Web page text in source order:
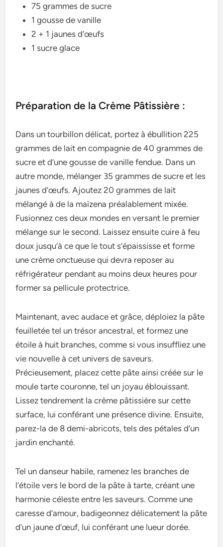
75 grammes de sucre
1 gousse de vanille
2 + 1 jaunes d’œufs
1 sucre glace
Préparation de la Crème Pâtissière :
Dans un tourbillon délicat, portez à ébullition 225
grammes de lait en compagnie de 40 grammes de
sucre et d’une gousse de vanille fendue. Dans un
autre monde, mélanger 35 grammes de sucre et les
jaunes d’œufs. Ajoutez 20 grammes de lait
mélangé à de la maïzena préalablement mixée.
Fusionnez ces deux mondes en versant le premier
mélange sur le second. Laissez ensuite cuire à feu
doux jusqu’à ce que le tout s’épaississe et forme
une crème onctueuse qui devra reposer au
réfrigérateur pendant au moins deux heures pour
former sa pellicule protectrice.
Maintenant, avec audace et grâce, déploiez la pâte
feuilletée tel un trésor ancestral, et formez une
étoile à huit branches, comme si vous insuffliez une
vie nouvelle à cet univers de saveurs.
Précieusement, placez cette pâte ainsi créée sur le
moule tarte couronne, tel un joyau éblouissant.
Lissez tendrement la crème pâtissière sur cette
surface, lui conférant une présence divine. Ensuite,
parez-la de 8 demi-abricots, tels des pétales d’un
jardin enchanté.
Tel un danseur habile, ramenez les branches de
l’étoile vers le bord de la pâte à tarte, créant une
harmonie céleste entre les saveurs. Comme une
caresse d’amour, badigeonnez délicatement la pâte
d’un jaune d’œuf, lui conférant une lueur dorée.